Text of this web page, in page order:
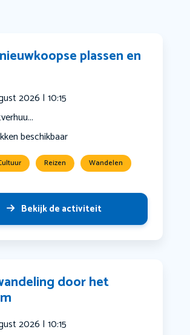
plassen en
2026 | 10:15
beschikbaar
Reizen Wandelen
Bekijk de activiteit
door het
2026 | 10:15